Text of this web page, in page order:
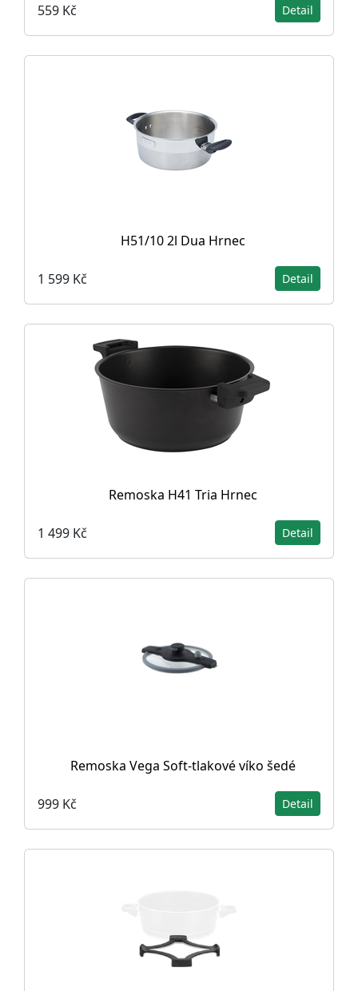
559 Kč Detail
H51/10 2l Dua Hrnec
1 599 Kč Detail
Remoska H41 Tria Hrnec
1 499 Kč Detail
Remoska Vega Soft-tlakové víko šedé
999 Kč Detail